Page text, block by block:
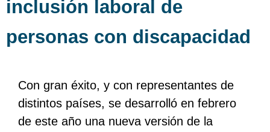
inclusión laboral de
personas con discapacidad
Con gran éxito, y con representantes de
distintos países, se desarrolló en febrero
de este año una nueva versión de la